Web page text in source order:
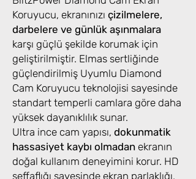
Koruyucu, ekranınızı çizilmelere,
darbelere ve günlük aşınmalara
karşı güçlü şekilde korumak için
geliştirilmiştir. Elmas sertliğinde
güçlendirilmiş Uyumlu Diamond
Cam Koruyucu teknolojisi sayesinde
standart temperli camlara göre daha
yüksek dayanıklılık sunar.
Ultra ince cam yapısı, dokunmatik
hassasiyet kaybı olmadan ekranın
doğal kullanım deneyimini korur. HD
şeffaflığı sayesinde ekran parlaklığı,